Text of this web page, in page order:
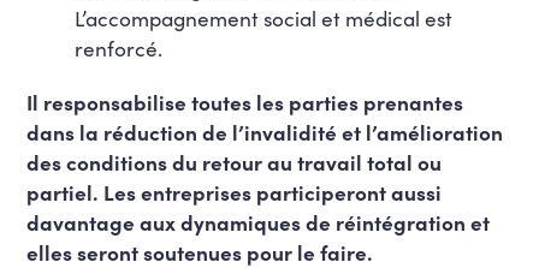
L’accompagnement social et médical est
renforcé.
Il responsabilise toutes les parties prenantes
dans la réduction de l’invalidité et l’amélioration
des conditions du retour au travail total ou
partiel. Les entreprises participeront aussi
davantage aux dynamiques de réintégration et
elles seront soutenues pour le faire.